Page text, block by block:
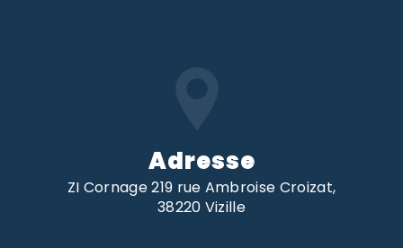
Adresse
ZI Cornage 219 rue Ambroise Croizat,
38220 Vizille